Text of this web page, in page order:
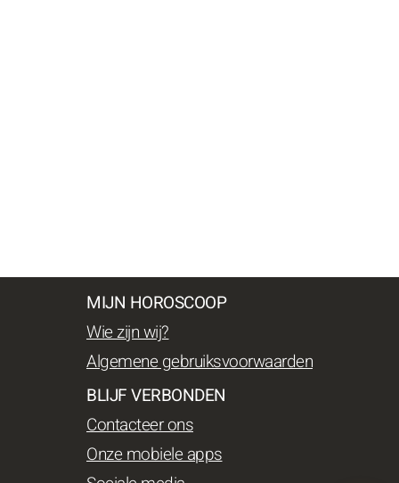
MIJN HOROSCOOP
Wie zijn wij?
Algemene gebruiksvoorwaarden
BLIJF VERBONDEN
Contacteer ons
Onze mobiele apps